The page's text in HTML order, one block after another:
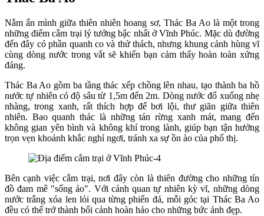
Nằm ẩn mình giữa thiên nhiên hoang sơ, Thác Ba Ao là một trong
những điểm cắm trại lý tưởng bậc nhất ở Vĩnh Phúc. Mặc dù đường
đến đây có phần quanh co và thử thách, nhưng khung cảnh hùng vĩ
cùng dòng nước trong vắt sẽ khiến bạn cảm thấy hoàn toàn xứng
đáng.
Thác Ba Ao gồm ba tầng thác xếp chồng lên nhau, tạo thành ba hồ
nước tự nhiên có độ sâu từ 1,5m đến 2m. Dòng nước đổ xuống nhẹ
nhàng, trong xanh, rất thích hợp để bơi lội, thư giãn giữa thiên
nhiên. Bao quanh thác là những tán rừng xanh mát, mang đến
không gian yên bình và không khí trong lành, giúp bạn tận hưởng
trọn vẹn khoảnh khắc nghỉ ngơi, tránh xa sự ồn ào của phố thị.
Bên cạnh việc cắm trại, nơi đây còn là thiên đường cho những tín
đồ đam mê "sống ảo". Với cảnh quan tự nhiên kỳ vĩ, những dòng
nước trắng xóa len lỏi qua từng phiến đá, mỗi góc tại Thác Ba Ao
đều có thể trở thành bối cảnh hoàn hảo cho những bức ảnh đẹp.